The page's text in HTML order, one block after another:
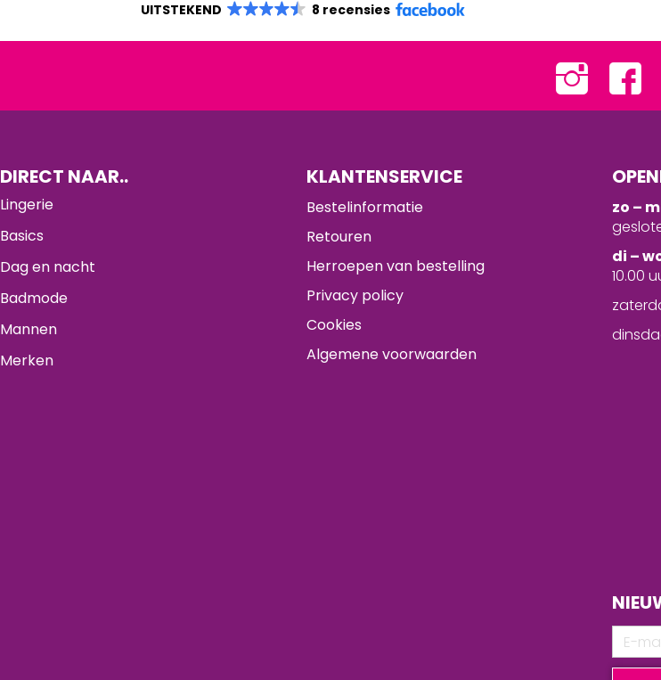
UITSTEKEND 8 recensies
DIRECT NAAR..
Lingerie
Basics
Dag en nacht
Badmode
Mannen
Merken
KLANTENSERVICE
Bestelinformatie
Retouren
Herroepen van bestelling
Privacy policy
Cookies
Algemene voorwaarden
zo –
di –
10.00